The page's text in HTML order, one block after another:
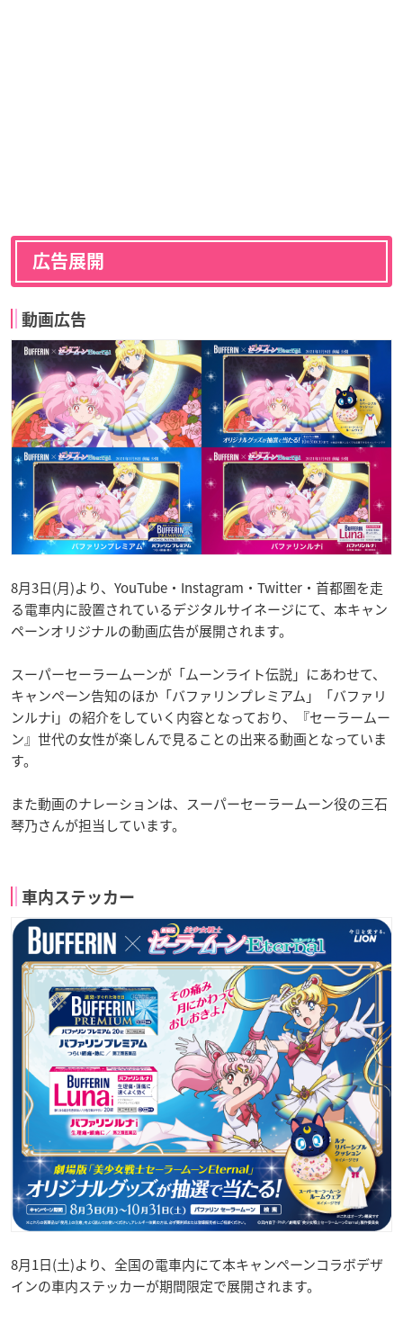
広告展開
動画広告
8月3日(月)より、YouTube・Instagram・Twitter・首都圏を走
る電車内に設置されているデジタルサイネージにて、本キャン
ペーンオリジナルの動画広告が展開されます。
スーパーセーラームーンが「ムーンライト伝説」にあわせて、
キャンペーン告知のほか「バファリンプレミアム」「バファリ
ンルナi」の紹介をしていく内容となっており、『セーラームー
ン』世代の女性が楽しんで見ることの出来る動画となっていま
す。
また動画のナレーションは、スーパーセーラームーン役の三石
琴乃さんが担当しています。
車内ステッカー
8月1日(土)より、全国の電車内にて本キャンペーンコラボデザ
インの車内ステッカーが期間限定で展開されます。